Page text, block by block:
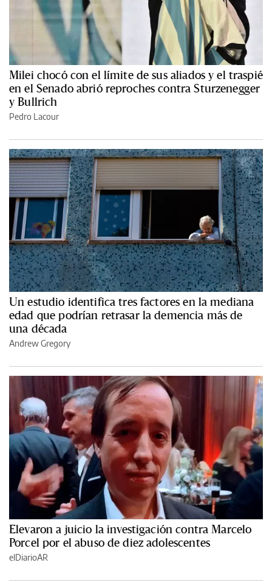
Milei chocó con el límite de sus aliados y el traspié
en el Senado abrió reproches contra Sturzenegger
y Bullrich
Pedro Lacour
Un estudio identifica tres factores en la mediana
edad que podrían retrasar la demencia más de
una década
Andrew Gregory
Elevaron a juicio la investigación contra Marcelo
Porcel por el abuso de diez adolescentes
elDiarioAR